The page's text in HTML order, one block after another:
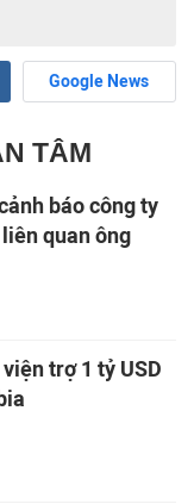
Google News
TÂM
báo công ty
quan ông
trợ 1 tỷ USD